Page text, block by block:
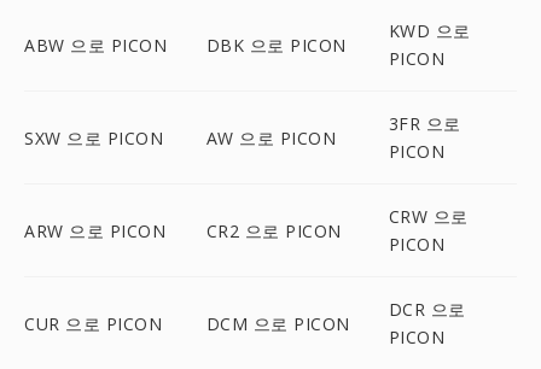
ABW 으로 PICON DBK 으로 PICON
KWD 으로
PICON
SXW 으로 PICON AW 으로 PICON
3FR 으로
PICON
ARW 으로 PICON CR2 으로 PICON
CRW 으로
PICON
CUR 으로 PICON DCM 으로 PICON
DCR 으로
PICON